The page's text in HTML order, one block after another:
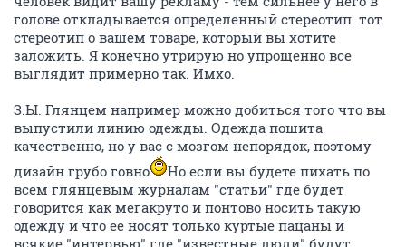
голове откладывается определенный стереотип. тот
стереотип о вашем товаре, который вы хотите
заложить. Я конечно утрирую но упрощенно все
выглядит примерно так. Имхо.
З.Ы. Глянцем например можно добиться того что вы
выпустили линию одежды. Одежда пошита
качественно, но у вас с мозгом непорядок, поэтому
дизайн грубо говно
Но если вы будете пихать по
всем глянцевым журналам "статьи" где будет
говорится как мегакруто и понтово носить такую
одежду и что ее носят только куртые пацаны и
всякие "интервью" где "известные люди" будут